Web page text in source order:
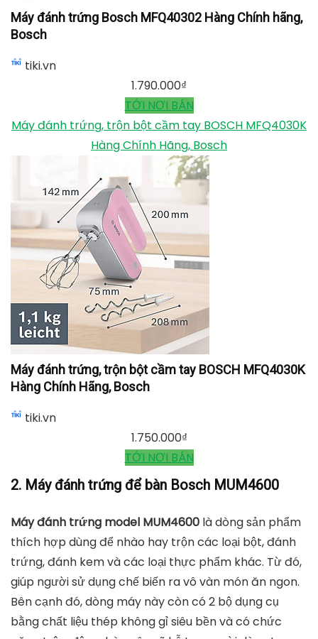
Máy đánh trứng Bosch MFQ40302 Hàng Chính hãng,
Bosch
tiki.vn
1.790.000₫
TỚI NƠI BÁN
Máy đánh trứng, trộn bột cầm tay BOSCH MFQ4030K
Hàng Chính Hãng, Bosch
Máy đánh trứng, trộn bột cầm tay BOSCH MFQ4030K
Hàng Chính Hãng, Bosch
tiki.vn
1.750.000₫
TỚI NƠI BÁN
2. Máy đánh trứng để bàn Bosch MUM4600
Máy đánh trứng model MUM4600 là dòng sản phẩm
thích hợp dùng để nhào hay trộn các loại bột, đánh
trứng, đánh kem và các loại thực phẩm khác. Từ đó,
giúp người sử dụng chế biến ra vô vàn món ăn ngon.
Bên cạnh đó, dòng máy này còn có 2 bộ dụng cụ
bằng chất liệu thép không gỉ siêu bền và có chức